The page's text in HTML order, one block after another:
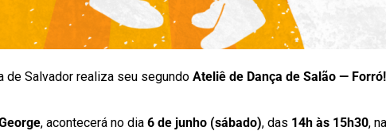
de Salvador realiza seu segundo Ateliê de Dança de Salão —
, acontecerá no dia 6 de junho (sábado), das 14h às 15h30,